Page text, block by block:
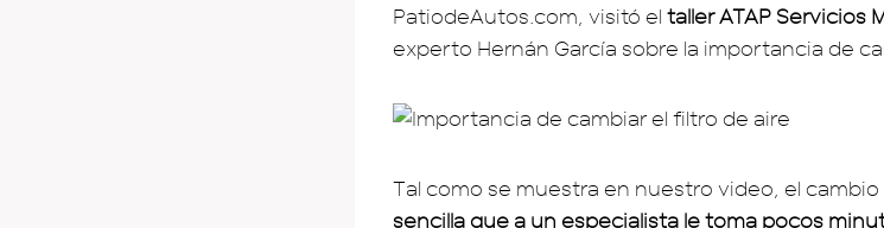
PatiodeAutos.com, visitó el taller ATAP Servicios
experto Hernán García sobre la importancia de
Tal como se muestra en nuestro video, el
sencilla que a un especialista le toma pocos